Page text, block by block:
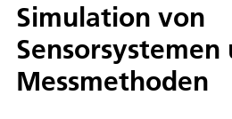
Simulation von
Sensorsystemen
Messmethoden